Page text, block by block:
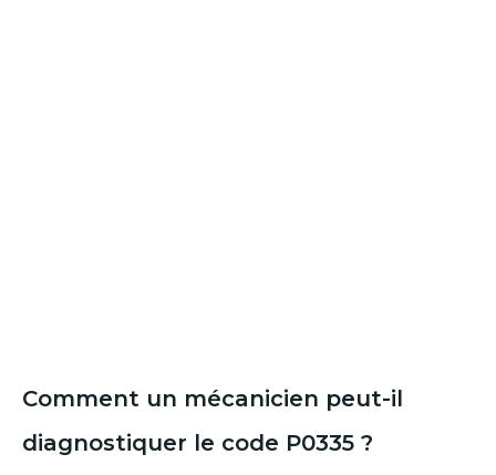
Comment un mécanicien peut-il
diagnostiquer le code P0335 ?